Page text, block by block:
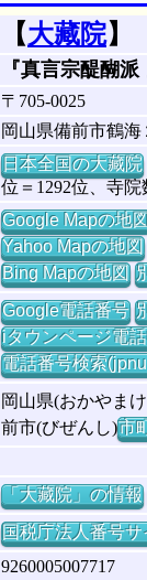
【大藏院】
『真言宗醍醐派
〒705-0025
岡山県備前市鶴海
日本全国の大藏院
位＝1292位、寺院
Google Mapの地
Yahoo Mapの地図
Bing Mapの地図
Google電話番号
iタウンページ電
電話番号検索
岡山県(おかやま
前市(びぜんし)市
「大藏院」の情報
国税庁法人番号サ
9260005007717